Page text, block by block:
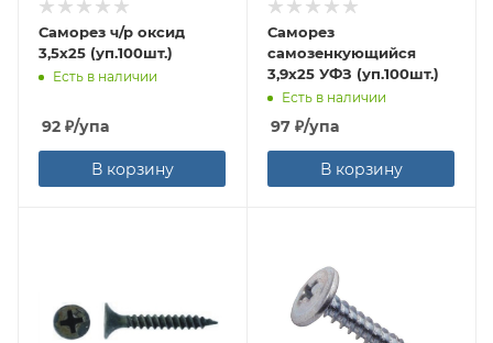
Саморез ч/р оксид
3,5х25 (уп.100шт.)
Есть в наличии
92 ₽/упа
В корзину
Саморез
самозенкующийся
3,9х25 УФЗ (уп.100шт.)
Есть в наличии
97 ₽/упа
В корзину